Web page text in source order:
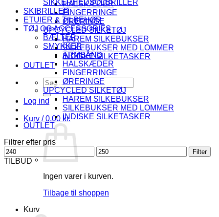
HALSKÆDER
FINGERRINGE
ØRERINGE
UPCYCLED SILKETØJ
HAREM SILKEBUKSER
SILKEBUKSER MED LOMMER
INDISKE SILKETASKER
OUTLET
Søg
efter:
Log ind
Kurv /0.00 kr.
Ingen varer i kurven.
Tilbage til shoppen
Kurv
SIKKERHEDSOLBRILLER
SKIBRILLER
ETUIER & TILBEHØR
TØJ OG ACCESSORIES
BÆLTER
SMYKKER
ARMBÅND
HALSKÆDER
FINGERRINGE
ØRERINGE
UPCYCLED SILKETØJ
HAREM SILKEBUKSER
SILKEBUKSER MED LOMMER
INDISKE SILKETASKER
OUTLET
Filtrer efter pris
Mindste
pris
Højeste
pris
Filter
TILBUD